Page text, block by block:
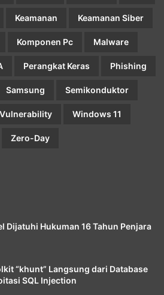
Keamanan Keamanan Siber
Komponen Pc Malware
Perangkat Keras Phishing
Samsung Semikonduktor
Vulnerability Windows 11
Zero-Day
Dijatuhi Hukuman 16 Tahun Penjara
“khunt” Langsung dari Database
SQL Injection